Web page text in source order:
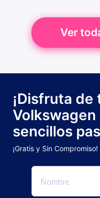
Ver
¡Disfruta de
Volkswagen
sencillos
¡Gratis y Sin Compromiso!